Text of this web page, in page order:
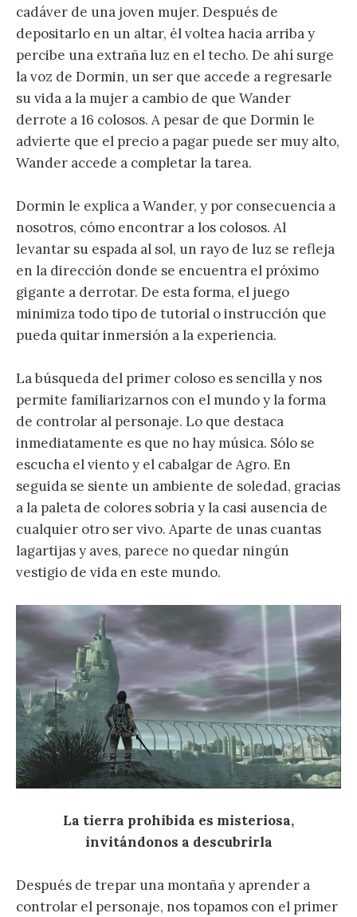
cadáver de una joven mujer. Después de
depositarlo en un altar, él voltea hacia arriba y
percibe una extraña luz en el techo. De ahí surge
la voz de Dormin, un ser que accede a regresarle
su vida a la mujer a cambio de que Wander
derrote a 16 colosos. A pesar de que Dormin le
advierte que el precio a pagar puede ser muy alto,
Wander accede a completar la tarea.
Dormin le explica a Wander, y por consecuencia a
nosotros, cómo encontrar a los colosos. Al
levantar su espada al sol, un rayo de luz se refleja
en la dirección donde se encuentra el próximo
gigante a derrotar. De esta forma, el juego
minimiza todo tipo de tutorial o instrucción que
pueda quitar inmersión a la experiencia.
La búsqueda del primer coloso es sencilla y nos
permite familiarizarnos con el mundo y la forma
de controlar al personaje. Lo que destaca
inmediatamente es que no hay música. Sólo se
escucha el viento y el cabalgar de Agro. En
seguida se siente un ambiente de soledad, gracias
a la paleta de colores sobria y la casi ausencia de
cualquier otro ser vivo. Aparte de unas cuantas
lagartijas y aves, parece no quedar ningún
vestigio de vida en este mundo.
La tierra prohibida es misteriosa,
invitándonos a descubrirla
Después de trepar una montaña y aprender a
controlar el personaje, nos topamos con el primer